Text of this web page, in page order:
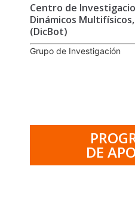
Centro de
Dinámicos
(DicBot)
Grupo de Investigación
DE